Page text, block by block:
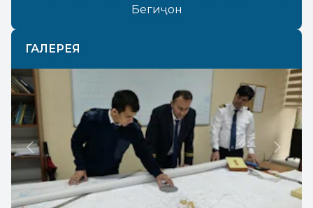
Бегиҷон
ГАЛЕРЕЯ
Previous Next